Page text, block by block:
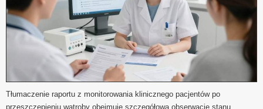
Tłumaczenie raportu z monitorowania klinicznego pacjentów po
przeszczepieniu wątroby obejmuje szczegółową obserwację stanu